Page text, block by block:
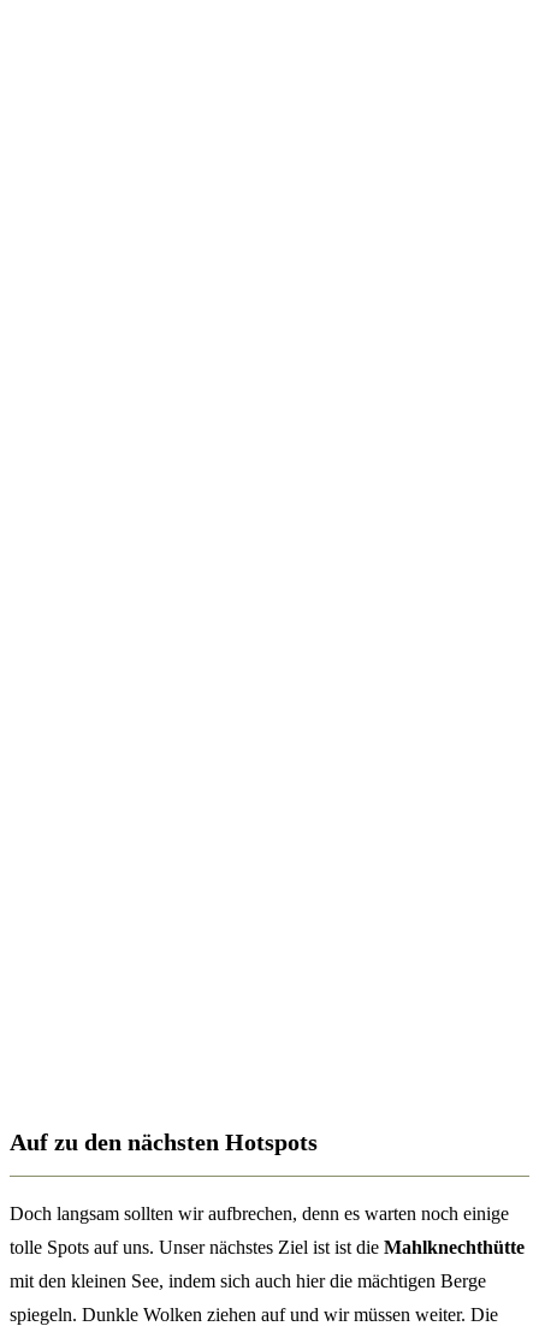
Auf zu den nächsten Hotspots
Doch langsam sollten wir aufbrechen, denn es warten noch einige
tolle Spots auf uns. Unser nächstes Ziel ist ist die Mahlknechthütte
mit den kleinen See, indem sich auch hier die mächtigen Berge
spiegeln. Dunkle Wolken ziehen auf und wir müssen weiter. Die